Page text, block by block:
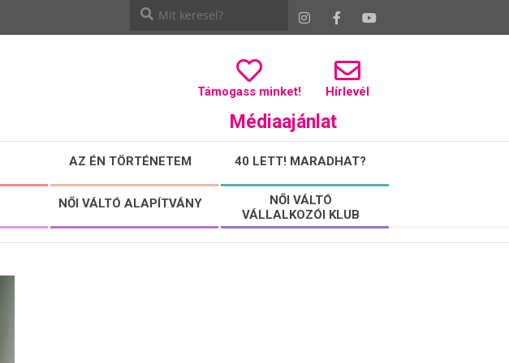
Támogass minket! Hírlevél
Médiaajánlat
AZ ÉN TÖRTÉNETEM 40 LETT! MARADHAT?
NŐI VÁLTÓ ALAPÍTVÁNY
NŐI VÁLTÓ
VÁLLALKOZÓI KLUB